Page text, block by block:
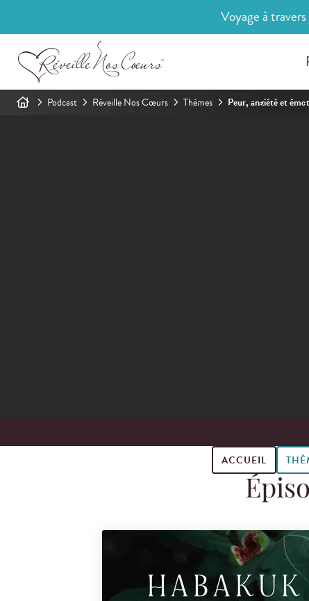
Voyage à
Podcast Réveille Nos Cœurs Thèmes Peur, anxiété et
ACCUEIL